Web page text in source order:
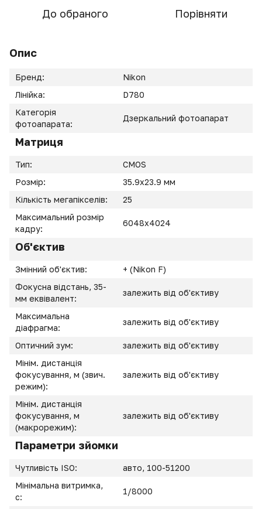
До обраного Порівняти
Опис
Бренд:
Nikon
Лінійка:
D780
Категорія
фотоапарата:
Дзеркальний фотоапарат
Матриця
Тип:
CMOS
Розмір:
35.9x23.9 мм
Кількість мегапікселів:
25
Максимальний розмір
кадру:
6048x4024
Об'єктив
Змінний об'єктив:
+ (Nikon F)
Фокусна відстань, 35-
мм еквівалент:
залежить від об'єктиву
Максимальна
діафрагма:
залежить від об'єктиву
Оптичний зум:
залежить від об'єктиву
Мінім. дистанція
фокусування, м (звич.
режим):
залежить від об'єктиву
Мінім. дистанція
фокусування, м
(макрорежим):
залежить від об'єктиву
Параметри зйомки
Чутливість ISO:
авто, 100-51200
Мінімальна витримка,
с:
1/8000